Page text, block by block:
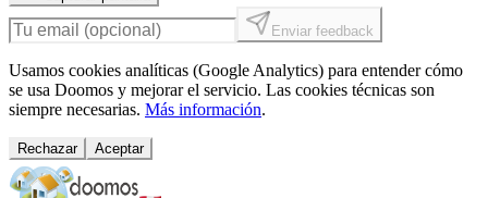
Enviar feedback
Usamos cookies analíticas (Google Analytics) para entender cómo
se usa Doomos y mejorar el servicio. Las cookies técnicas son
siempre necesarias. Más información.
Rechazar Aceptar